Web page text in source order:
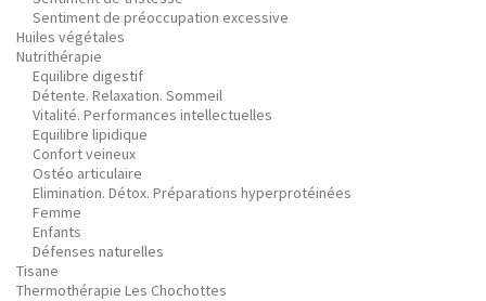
Sentiment de préoccupation excessive
Huiles végétales
Nutrithérapie
Equilibre digestif
Détente. Relaxation. Sommeil
Vitalité. Performances intellectuelles
Equilibre lipidique
Confort veineux
Ostéo articulaire
Elimination. Détox. Préparations hyperprotéinées
Femme
Enfants
Défenses naturelles
Tisane
Thermothérapie Les Chochottes